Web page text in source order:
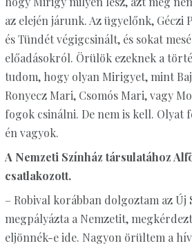
az elején járunk. Az ügyelőnk, Géczi
és Tündét végigcsinált, és sokat
előadásokról. Örülök ezeknek a
tudom, hogy olyan Mirigyet, mint
Ronyecz Mari, Csomós Mari, vagy
fogok csinálni. De nem is kell. Olyat
én vagyok.
A Nemzeti Színház társulatához
csatlakozott.
– Robival korábban dolgoztam az Új
megpályázta a Nemzetit,
eljönnék-e ide. Nagyon örültem a